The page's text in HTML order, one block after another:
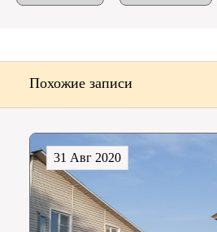
Похожие записи
31 Авг 2020